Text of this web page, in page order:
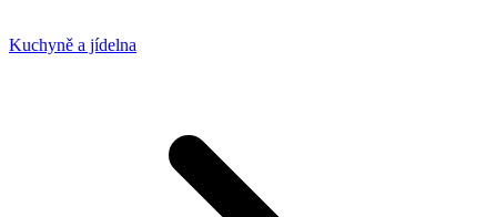
Kuchyně a jídelna